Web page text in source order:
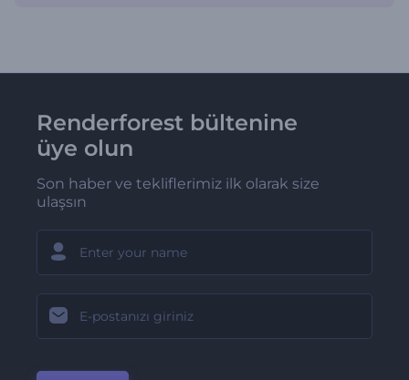
Renderforest bültenine
üye olun
Son haber ve tekliflerimiz ilk olarak size
ulaşsın